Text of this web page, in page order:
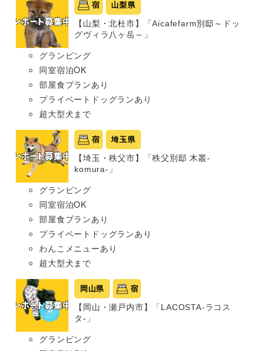
宿 山梨県
【山梨・北杜市】「Aicafefarm別邸～ドッ
グヴィラ八ヶ岳～」
グランピング
同室宿泊OK
部屋食プランあり
プライベートドッグランあり
超大型犬まで
宿 埼玉県
【埼玉・秩父市】「秩父別邸 木叢-
komura-」
グランピング
同室宿泊OK
部屋食プランあり
プライベートドッグランあり
わんこメニューあり
超大型犬まで
岡山県 宿
【岡山・瀬戸内市】「LACOSTA-ラコス
タ-」
グランピング